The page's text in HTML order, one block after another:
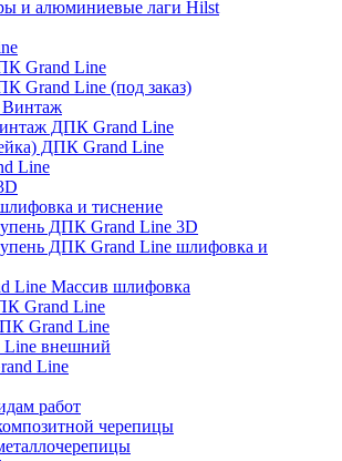
и алюминиевые лаги Hilst
Grand Line
Grand Line (под заказ)
Винтаж
ДПК Grand Line
ДПК Grand Line
Line
и тиснение
ДПК Grand Line 3D
ДПК Grand Line шлифовка и
Line Массив шлифовка
Grand Line
Grand Line
внешний
Line
работ
черепицы